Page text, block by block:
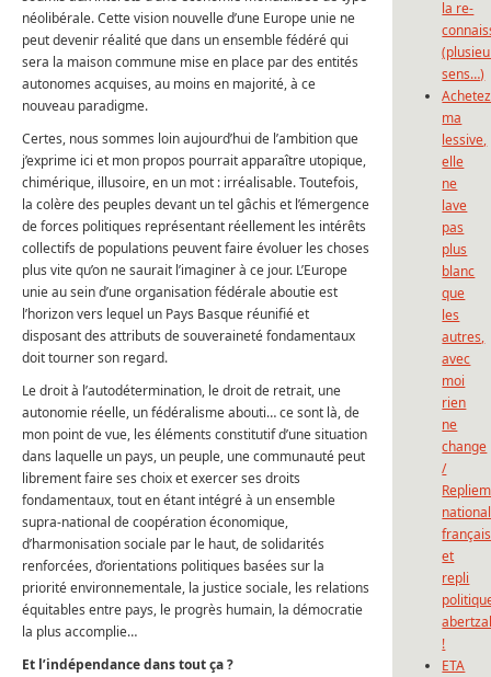
néolibérale. Cette vision nouvelle d’une Europe unie ne
peut devenir réalité que dans un ensemble fédéré qui
sera la maison commune mise en place par des entités
autonomes acquises, au moins en majorité, à ce
nouveau paradigme.
Certes, nous sommes loin aujourd’hui de l’ambition que
j’exprime ici et mon propos pourrait apparaître utopique,
chimérique, illusoire, en un mot : irréalisable. Toutefois,
la colère des peuples devant un tel gâchis et l’émergence
de forces politiques représentant réellement les intérêts
collectifs de populations peuvent faire évoluer les choses
plus vite qu’on ne saurait l’imaginer à ce jour. L’Europe
unie au sein d’une organisation fédérale aboutie est
l’horizon vers lequel un Pays Basque réunifié et
disposant des attributs de souveraineté fondamentaux
doit tourner son regard.
Le droit à l’autodétermination, le droit de retrait, une
autonomie réelle, un fédéralisme abouti… ce sont là, de
mon point de vue, les éléments constitutif d’une situation
dans laquelle un pays, un peuple, une communauté peut
librement faire ses choix et exercer ses droits
fondamentaux, tout en étant intégré à un ensemble
supra-national de coopération économique,
d’harmonisation sociale par le haut, de solidarités
renforcées, d’orientations politiques basées sur la
priorité environnementale, la justice sociale, les relations
équitables entre pays, le progrès humain, la démocratie
la plus accomplie…
Et l’indépendance dans tout ça ?
la re-
sens…)
Achetez
ma
lessive,
elle
ne
lave
pas
plus
blanc
que
les
autres,
avec
moi
rien
ne
change
/
et
repli
!
ETA